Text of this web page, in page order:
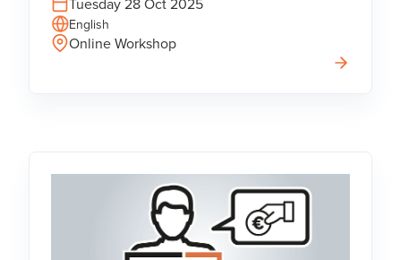
English
Online Workshop